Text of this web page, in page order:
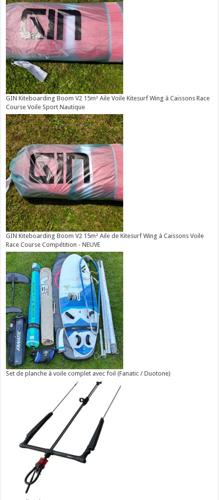
GIN Kiteboarding Boom V2 15m² Aile Voile Kitesurf Wing à Caissons Race
Course Voile Sport Nautique
GIN Kiteboarding Boom V2 15m² Aile de Kitesurf Wing à Caissons Voile
Race Course Compétition - NEUVE
Set de planche à voile complet avec foil (Fanatic / Duotone)